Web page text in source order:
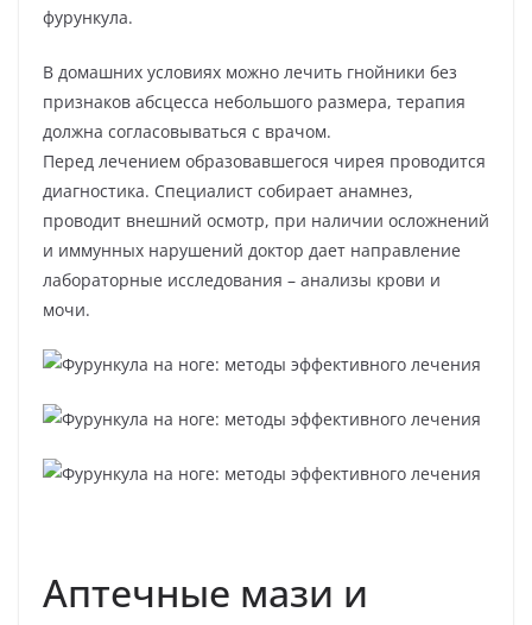
фурункула.
В домашних условиях можно лечить гнойники без
признаков абсцесса небольшого размера, терапия
должна согласовываться с врачом.
Перед лечением образовавшегося чирея проводится
диагностика. Специалист собирает анамнез,
проводит внешний осмотр, при наличии осложнений
и иммунных нарушений доктор дает направление
лабораторные исследования – анализы крови и
мочи.
Аптечные мази и